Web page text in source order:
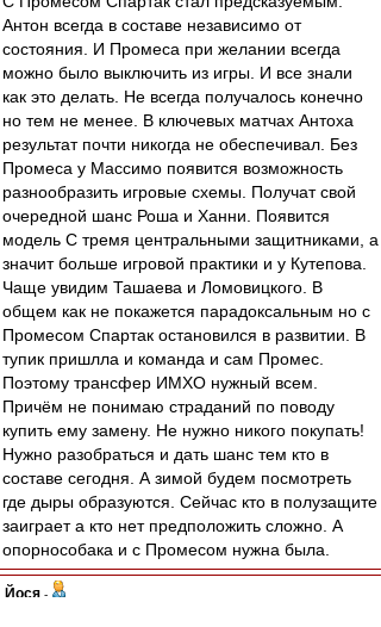
Антон всегда в составе независимо от
состояния. И Промеса при желании всегда
можно было выключить из игры. И все знали
как это делать. Не всегда получалось конечно
но тем не менее. В ключевых матчах Антоха
результат почти никогда не обеспечивал. Без
Промеса у Массимо появится возможность
разнообразить игровые схемы. Получат свой
очередной шанс Роша и Ханни. Появится
модель С тремя центральными защитниками, а
значит больше игровой практики и у Кутепова.
Чаще увидим Ташаева и Ломовицкого. В
общем как не покажется парадоксальным но с
Промесом Спартак остановился в развитии. В
тупик пришлла и команда и сам Промес.
Поэтому трансфер ИМХО нужный всем.
Причём не понимаю страданий по поводу
купить ему замену. Не нужно никого покупать!
Нужно разобраться и дать шанс тем кто в
составе сегодня. А зимой будем посмотреть
где дыры образуются. Сейчас кто в полузащите
заиграет а кто нет предположить сложно. А
опорнособака и с Промесом нужна была.
Йося -